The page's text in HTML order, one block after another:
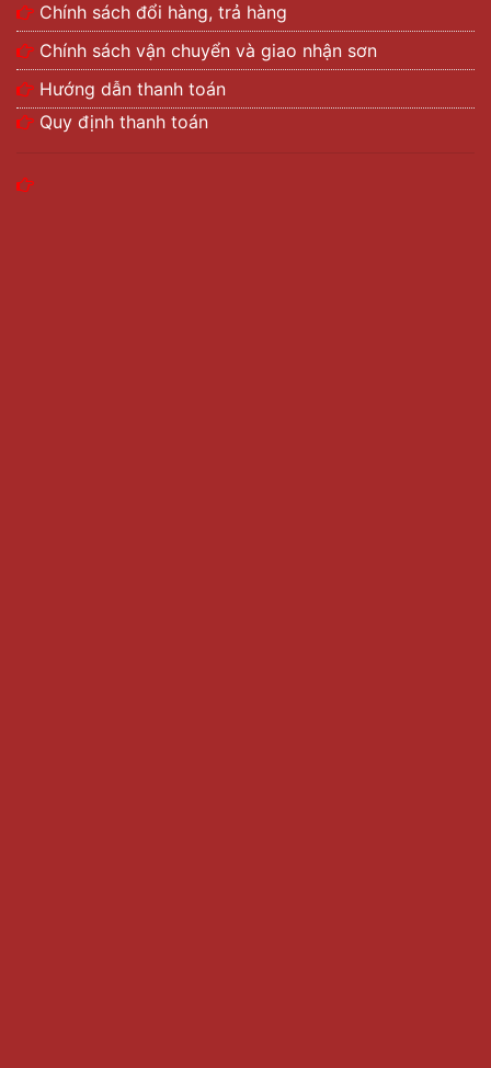
Chính sách đổi hàng, trả hàng
Chính sách vận chuyển và giao nhận sơn
Hướng dẫn thanh toán
Quy định thanh toán